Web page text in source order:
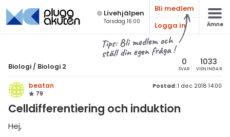
Live­hjälpen
Torsdag 16:00
Bli medlem
Logga in
Ämne
Tips: Bli medlem och
ställ din egen fråga !
Biologi / Biologi 2 0
SVAR
1033
VISNINGAR
beatan
79
Postad:1 dec 2018 14:00
Celldifferentiering och induktion
Hej,
Alla ämnen
Biologi
Alla trådar
& Bygg